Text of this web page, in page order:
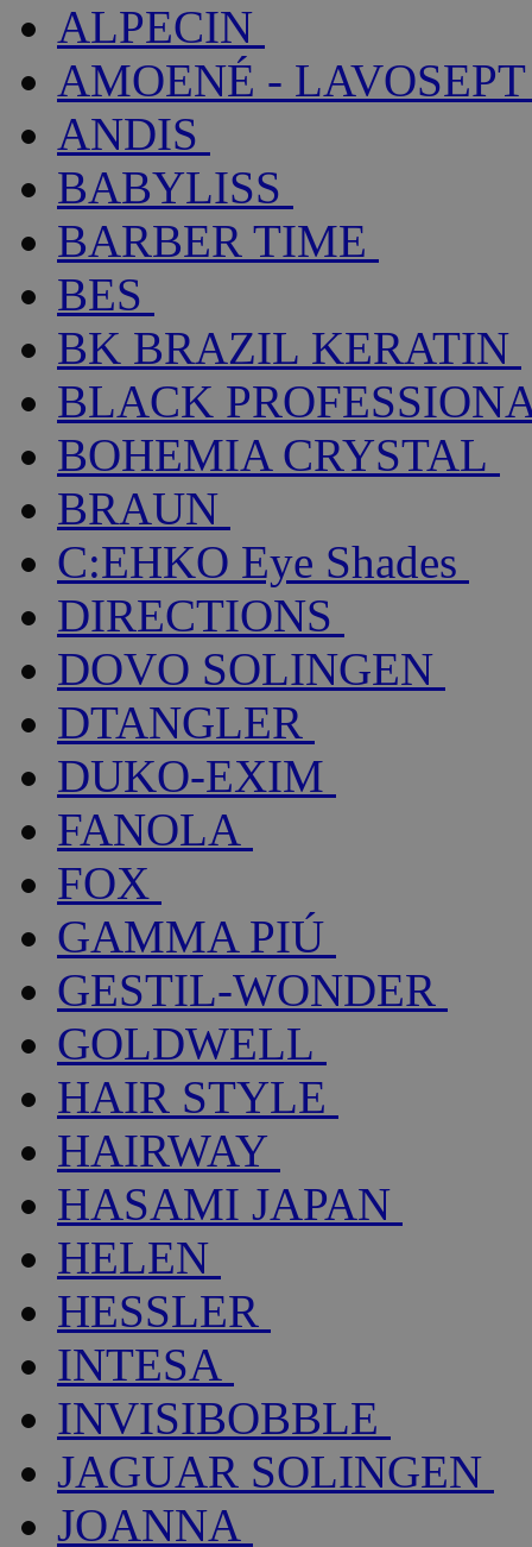
ALPECIN
AMOENÉ - LAVOSEPT
ANDIS
BABYLISS
BARBER TIME
BES
BK BRAZIL KERATIN
BLACK
BOHEMIA CRYSTAL
BRAUN
C:EHKO Eye Shades
DIRECTIONS
DOVO SOLINGEN
DTANGLER
DUKO-EXIM
FANOLA
FOX
GAMMA PIÚ
GESTIL-WONDER
GOLDWELL
HAIR STYLE
HAIRWAY
HASAMI JAPAN
HELEN
HESSLER
INTESA
INVISIBOBBLE
JAGUAR SOLINGEN
JOANNA